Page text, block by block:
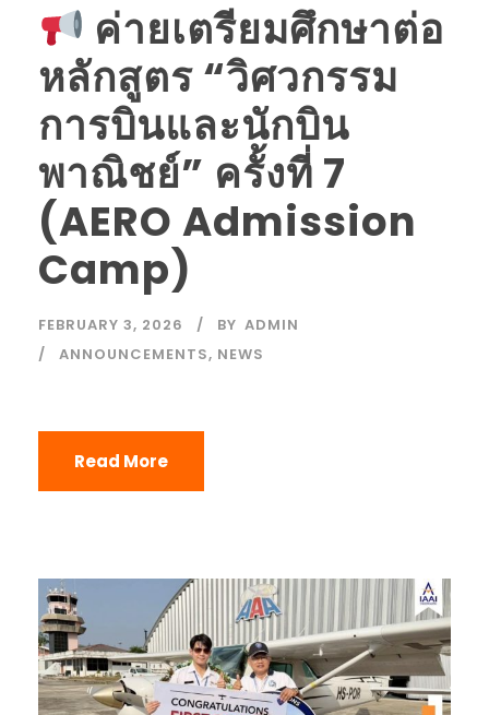
ค่ายเตรียมศึกษาต่อ
หลักสูตร “วิศวกรรม
การบินและนักบิน
พาณิชย์” ครั้งที่ 7
(AERO Admission
Camp)
FEBRUARY 3, 2026 BY ADMIN
ANNOUNCEMENTS, NEWS
Read More